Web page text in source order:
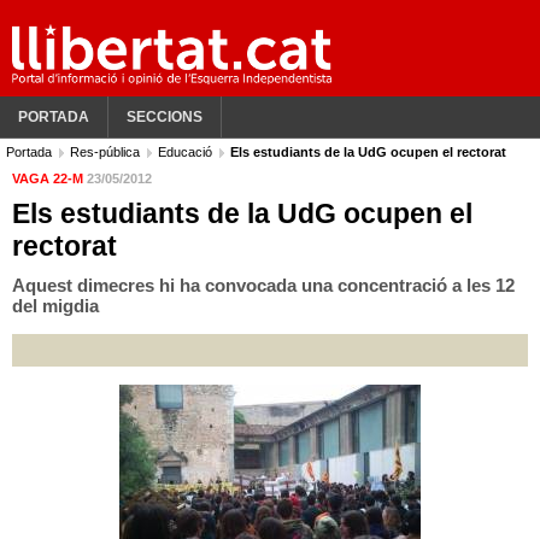
PORTADA SECCIONS
Portada Res-pública Educació
Els estudiants de la UdG ocupen el rectorat
VAGA 22-M 23/05/2012
Els estudiants de la UdG ocupen el
rectorat
Aquest dimecres hi ha convocada una concentració a les 12
del migdia